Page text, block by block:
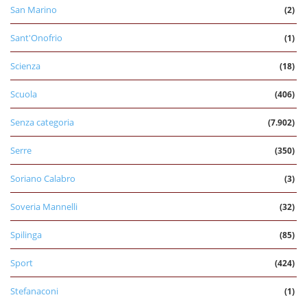
San Marino (2)
Sant'Onofrio (1)
Scienza (18)
Scuola (406)
Senza categoria (7.902)
Serre (350)
Soriano Calabro (3)
Soveria Mannelli (32)
Spilinga (85)
Sport (424)
Stefanaconi (1)